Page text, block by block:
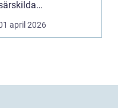
förutsättningar. Vind,
fukt, mild...
april 2026